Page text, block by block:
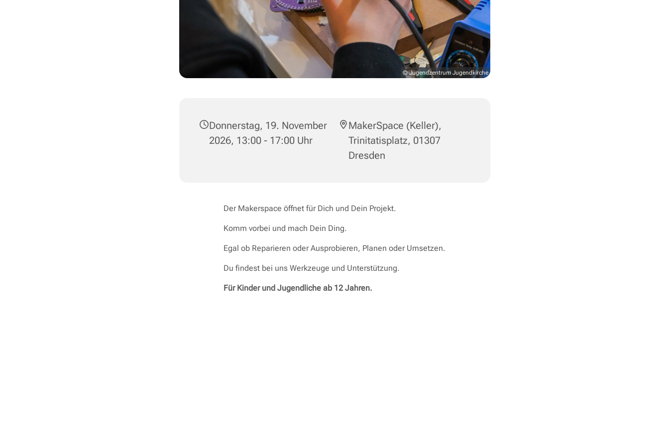
© Jugendzentrum Jugendkirche
Donnerstag, 19. November
2026, 13:00 - 17:00 Uhr
MakerSpace (Keller),
Trinitatisplatz, 01307
Dresden
Der Makerspace öffnet für Dich und Dein Projekt.
Komm vorbei und mach Dein Ding.
Egal ob Reparieren oder Ausprobieren, Planen oder Umsetzen.
Du findest bei uns Werkzeuge und Unterstützung.
Für Kinder und Jugendliche ab 12 Jahren.